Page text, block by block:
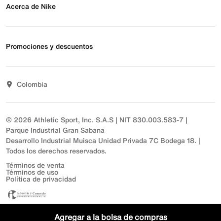
Agregar a la bolsa de compras
Preguntas frecuentes
Devoluciones
Comunicate con nosotros
Acerca de Nike
Noticias
Sostenibilidad
Promociones y descuentos
T&C actividades comerciales
Colombia
© 2026 Athletic Sport, Inc. S.A.S | NIT 830.003.583-7 |
Parque Industrial Gran Sabana
Desarrollo Industrial Muisca Unidad Privada 7C Bodega 18. |
Todos los derechos reservados.
Términos de venta
Términos de uso
Política de privacidad